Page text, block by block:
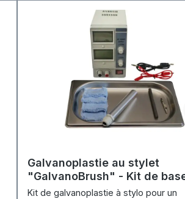
Galvanoplastie au stylet
"GalvanoBrush" - Kit de
Kit de galvanoplastie à stylo pour un